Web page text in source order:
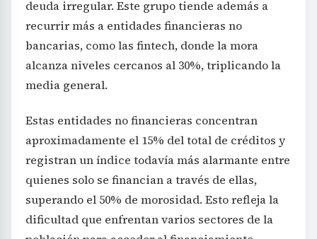
deuda irregular. Este grupo tiende además a
recurrir más a entidades financieras no
bancarias, como las fintech, donde la mora
alcanza niveles cercanos al 30%, triplicando la
media general.
Estas entidades no financieras concentran
aproximadamente el 15% del total de créditos y
registran un índice todavía más alarmante entre
quienes solo se financian a través de ellas,
superando el 50% de morosidad. Esto refleja la
dificultad que enfrentan varios sectores de la